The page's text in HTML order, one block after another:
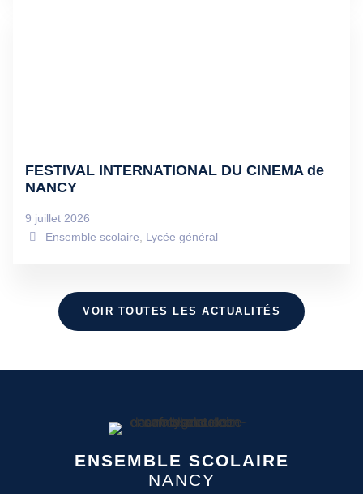
FESTIVAL INTERNATIONAL DU CINEMA de
NANCY
9 juillet 2026
Ensemble scolaire
Lycée général
VOIR TOUTES LES ACTUALITÉS
ENSEMBLE SCOLAIRE
NANCY